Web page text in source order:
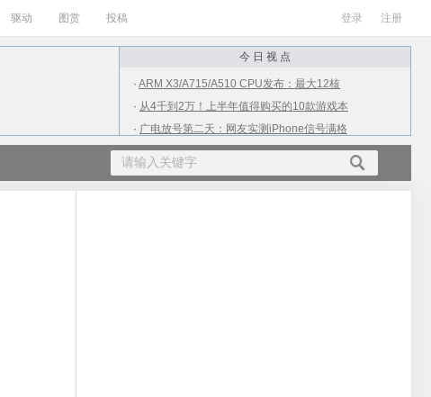
驱动 图赏 投稿 登录 注册
今 日 视 点
ARM X3/A715/A510 CPU发布：最大12核
从4千到2万！上半年值得购买的10款游戏本
广电放号第二天：网友实测iPhone信号满格
·小伙用抠掉的M2处理器升级老Mac：结果杯具
·女生高考709分不满意语文成绩：才112分
·南方进入流感高发期：为何流感在夏季高发？